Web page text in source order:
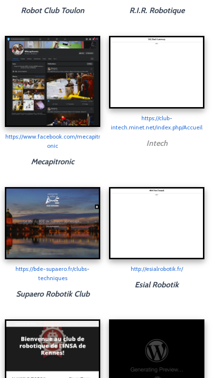
Robot Club Toulon R.I.R. Robotique
https://www.facebook.com/mecapitr
onic
Mecapitronic
https://club-
intech.minet.net/index.php/Accueil
Intech
https://bde-supaero.fr/clubs-
techniques
Supaero Robotik Club
http://esialrobotik.fr/
Esial Robotik